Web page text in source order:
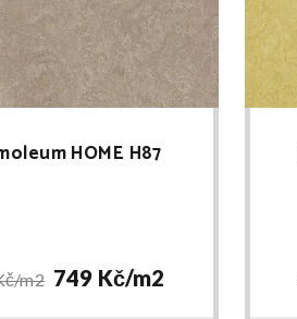
HOME H87
m2 749 Kč/m2